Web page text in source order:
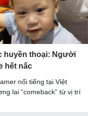
huyền thoại: Người
hết nấc
nổi tiếng tại Việt
lai “comeback” từ vị trí